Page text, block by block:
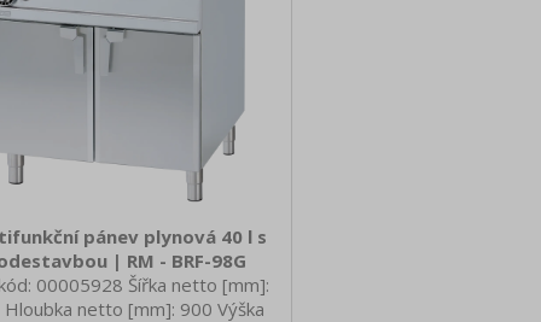
pánev plynová 40 l s
| RM - BRF-98G
00005928 Šířka netto [mm]:
Hloubka netto [mm]: 900 Výška